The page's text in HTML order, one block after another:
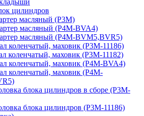
цилиндров
масляный (P3M)
масляный (P4M-BVA4)
масляный (P4M-BVM5,BVR5)
коленчатый, маховик (P3M-11186)
коленчатый, маховик (P3M-11182)
коленчатый, маховик (P4M-BVA4)
коленчатый, маховик (P4M-
блока цилиндров в сборе (P3M-
блока цилиндров (P3M-11186)